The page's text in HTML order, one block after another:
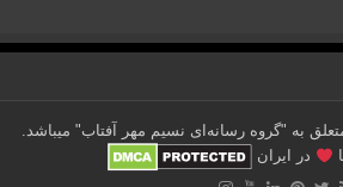
کلیه حقوق مادی و معنوی متعلق به "گروه رسانه‌ای نسیم مهر آفتاب" می‎باشد.
در ایران